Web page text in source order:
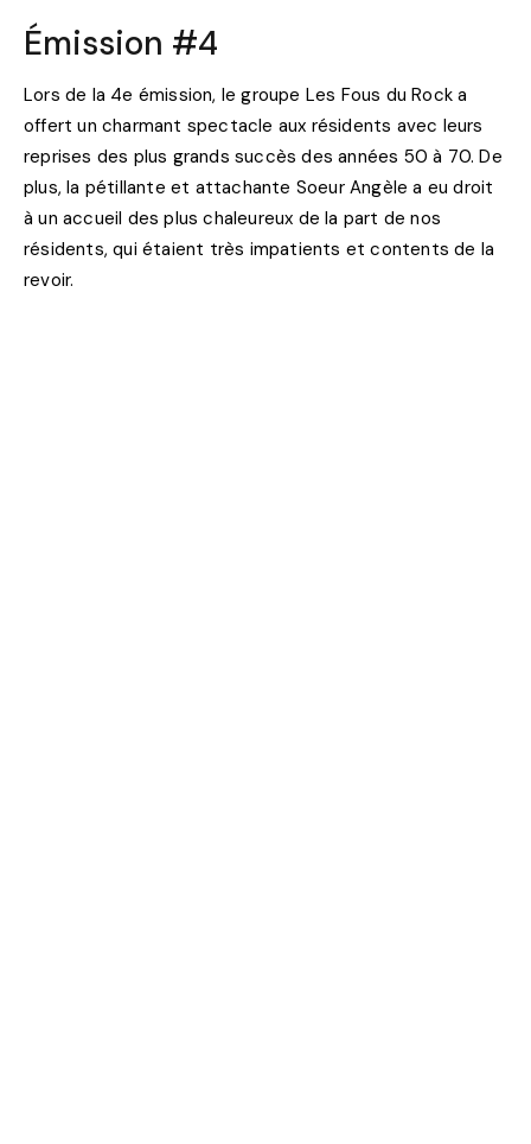
Émission #4
Lors de la 4e émission, le groupe Les Fous du Rock a
offert un charmant spectacle aux résidents avec leurs
reprises des plus grands succès des années 50 à 70. De
plus, la pétillante et attachante Soeur Angèle a eu droit
à un accueil des plus chaleureux de la part de nos
résidents, qui étaient très impatients et contents de la
revoir.